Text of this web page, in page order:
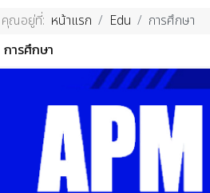
คุณอยู่ที่: หน้าแรก Edu
การศึกษา
การศึกษา